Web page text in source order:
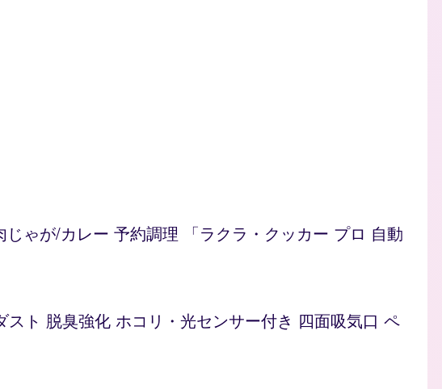
ゃが/カレー 予約調理 「ラクラ・クッカー プロ 自動
ト 脱臭強化 ホコリ・光センサー付き 四面吸気口 ペ